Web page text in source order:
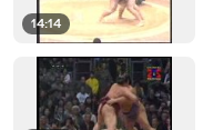
14:14